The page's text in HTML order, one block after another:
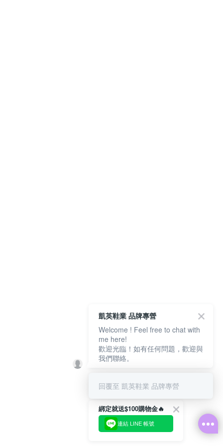
綁定就送$100購物金🔥
連結 LINE 帳號
凱英鞋業 品牌專營
Welcome ! Feel free to chat with
me here!
歡迎光臨！如有任何問題，歡迎與
我們聯絡。
回覆至 凱英鞋業 品牌專營